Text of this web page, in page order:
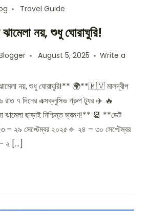
Travel Guide
নয়, শুধু ঘোরাঘুরি!
August 5, 2025
Write a
নয়, শুধু ঘোরাঘুরি!** 🌍**🇲🇻 মালদ্বীপ
৭ দিনের এক্সক্লুসিভ গ্রুপ ট্যুর ✈️ 🔥
ঝামেলা ছাড়াই নিশ্চিন্ত ভ্রমণ!** 📆 **ডেট
২৯ সেপ্টেম্বর ২০২৫🔹 ২৪ – ৩০ সেপ্টেম্বর
২ […]